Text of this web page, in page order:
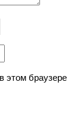
этом браузере